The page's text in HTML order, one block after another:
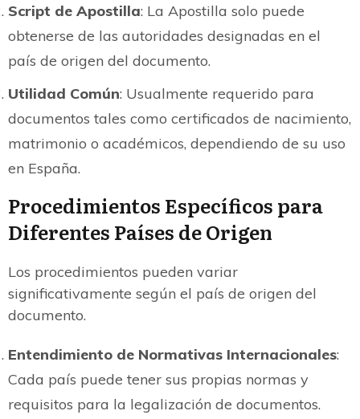
Script de Apostilla: La Apostilla solo puede
obtenerse de las autoridades designadas en el
país de origen del documento.
Utilidad Común: Usualmente requerido para
documentos tales como certificados de nacimiento,
matrimonio o académicos, dependiendo de su uso
en España.
Procedimientos Específicos para
Diferentes Países de Origen
Los procedimientos pueden variar
significativamente según el país de origen del
documento.
Entendimiento de Normativas Internacionales:
Cada país puede tener sus propias normas y
requisitos para la legalización de documentos.